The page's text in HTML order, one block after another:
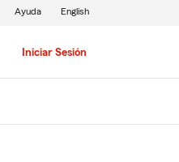
Iniciar Sesión
Ayuda English